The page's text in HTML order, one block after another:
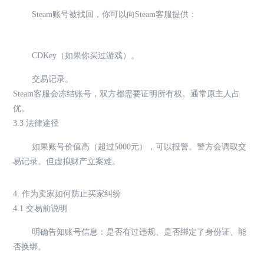
Steam账号被找回，你可以向Steam客服提供：
CDKey（如果你买过游戏）。
交易记录。
Steam客服会冻结账号，双方都需要证明所有权。通常原主人占
优。
3.3 法律途径
如果账号价值高（超过5000元），可以报警。警方会调取交
易记录。但虚拟财产立案难。
4. 作为卖家如何防止买家纠纷
4.1 交易前说明
明确告知账号信息：是否有过违规、是否绑定了身份证、能
否换绑。